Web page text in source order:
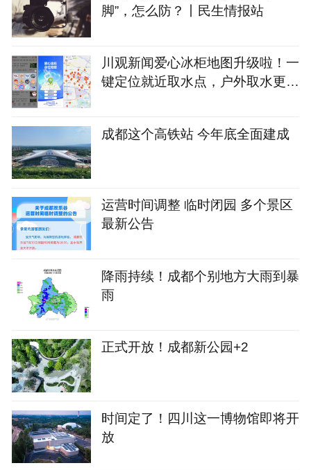
脚”，怎么防？丨民生情报站
川观新闻爱心冰柜地图升级啦！一
键定位就近取水点，户外取水更便
成都这个高铁站 今年底全面建成
运营时间调整 临时闭园 多个景区
最新公告
降雨持续！成都个别地方大雨到暴
雨
正式开放！成都新公园+2
时间定了！四川这一博物馆即将开
放